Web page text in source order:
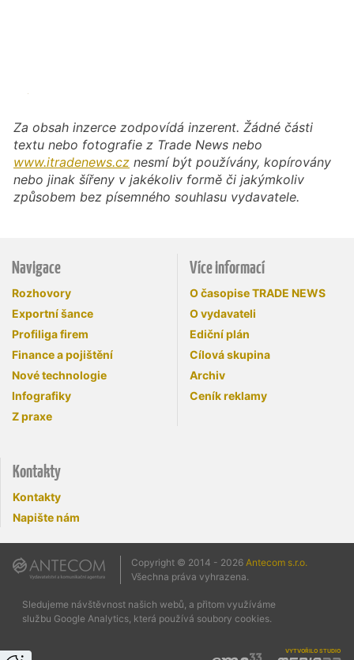
Za obsah inzerce zodpovídá inzerent. Žádné části
textu nebo fotografie z Trade News nebo
www.itradenews.cz nesmí být používány, kopírovány
nebo jinak šířeny v jakékoliv formě či jakýmkoliv
způsobem bez písemného souhlasu vydavatele.
Navigace
Rozhovory
Exportní šance
Profiliga firem
Finance a pojištění
Nové technologie
Infografiky
Z praxe
Více informací
O časopise TRADE NEWS
O vydavateli
Ediční plán
Cílová skupina
Archiv
Ceník reklamy
Kontakty
Kontakty
Napište nám
Copyright © 2014 - 2026 Antecom s.r.o.
Všechna práva vyhrazena.
Sledujeme návštěvnost našich webů, a přitom využíváme
službu Google Analytics, která používá soubory cookies.
vytvořilo studio